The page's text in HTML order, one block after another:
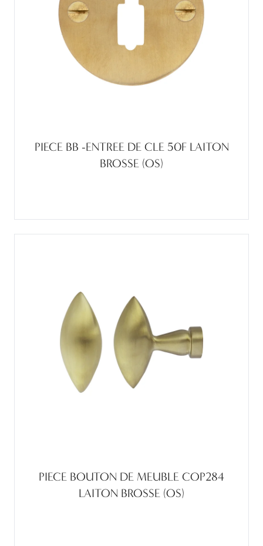
PIECE BB -ENTREE DE CLE 50F LAITON
BROSSE (OS)
PIECE BOUTON DE MEUBLE COP284
LAITON BROSSE (OS)